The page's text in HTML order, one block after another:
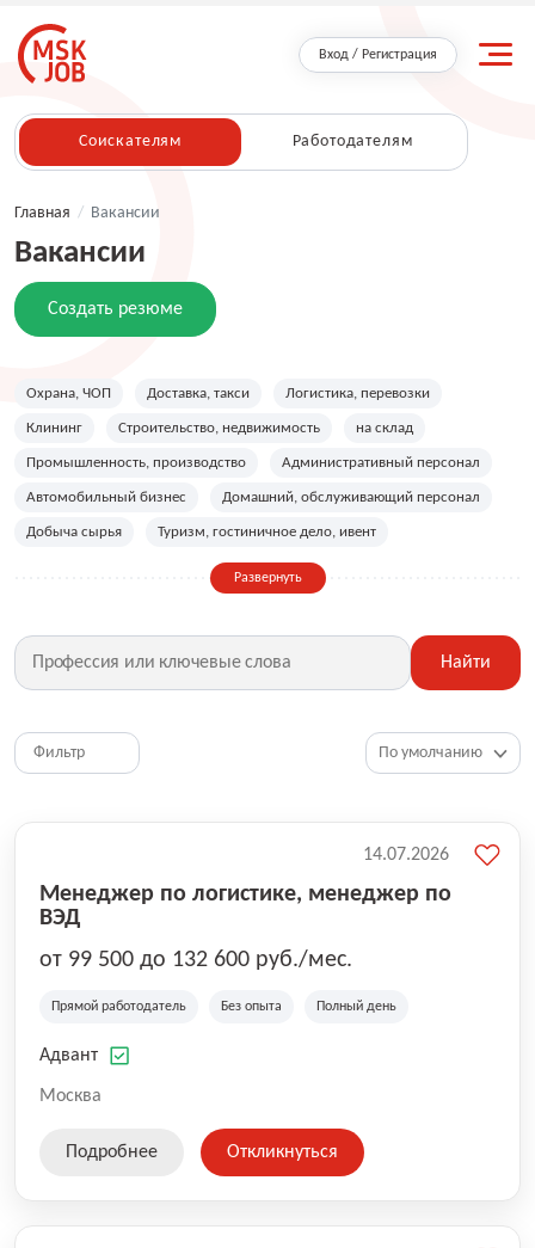
Вход / Регистрация
Соискателям Работодателям
Главная / Вакансии
Вакансии
Создать резюме
Охрана, ЧОП Доставка, такси Логистика, перевозки
Клининг Строительство, недвижимость на склад
Промышленность, производство Административный персонал
Автомобильный бизнес Домашний, обслуживающий персонал
Добыча сырья Туризм, гостиничное дело, ивент
Дизайн, искусство, ивент
Фитнес, красота, спорт Страхование
Медицина, фармацевтика Маркетинг, PR, реклама
HR, управление персоналом
Топ менеджмент, руководители
Развернуть
Найти
Фильтр
Менеджер по логистике, менеджер по
ВЭД
от 99 500 до 132 600 руб./мес.
Прямой работодатель Без опыта Полный день
Адвант
Москва
14.07.2026
Подробнее Откликнуться